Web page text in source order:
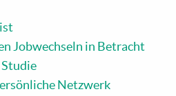
Jobwechseln in Betracht
Netzwerk